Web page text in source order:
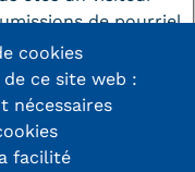
de pourriel
cookies
ce site web :
nécessaires
facilité